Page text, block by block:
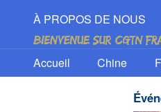
À PROPOS DE NOUS
Accueil Chine